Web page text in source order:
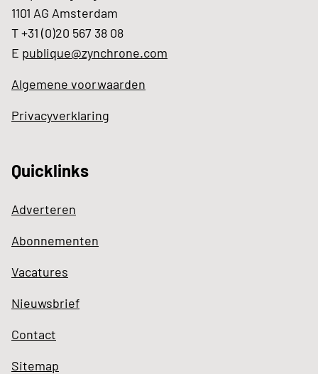
1101 AG Amsterdam
T +31 (0)20 567 38 08
E publique@zynchrone.com
Algemene voorwaarden
Privacyverklaring
Quicklinks
Adverteren
Abonnementen
Vacatures
Nieuwsbrief
Contact
Sitemap